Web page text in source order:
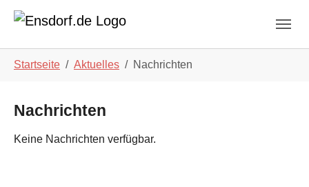
Startseite Aktuelles Nachrichten
Nachrichten
Keine Nachrichten verfügbar.